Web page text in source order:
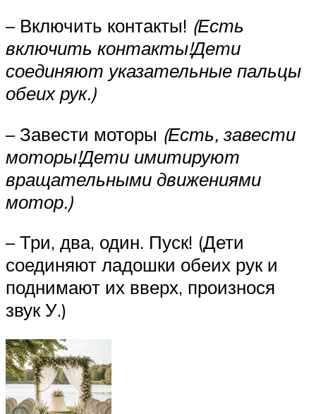
– Включить контакты! (Есть
включить контакты!Дети
соединяют указательные пальцы
обеих рук.)
– Завести моторы (Есть, завести
моторы!Дети имитируют
вращательными движениями
мотор.)
– Три, два, один. Пуск! (Дети
соединяют ладошки обеих рук и
поднимают их вверх, произнося
звук У.)